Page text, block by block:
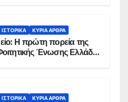
ΙΣΤΟΡΙΚΆ ΚΥΡΙΑ ΑΡΘΡΑ
Η πρώτη πορεία της
Ένωσης Ελλάδος
ΙΣΤΟΡΙΚΆ ΚΥΡΙΑ ΑΡΘΡΑ